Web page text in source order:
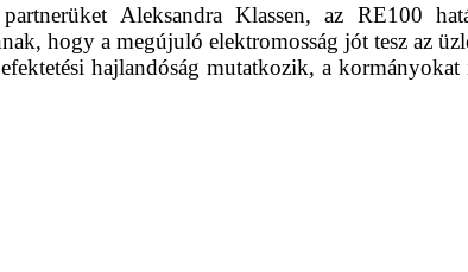
Aleksandra Klassen, az RE100
hogy a megújuló elektromosság jót tesz az
hajlandóság mutatkozik, a